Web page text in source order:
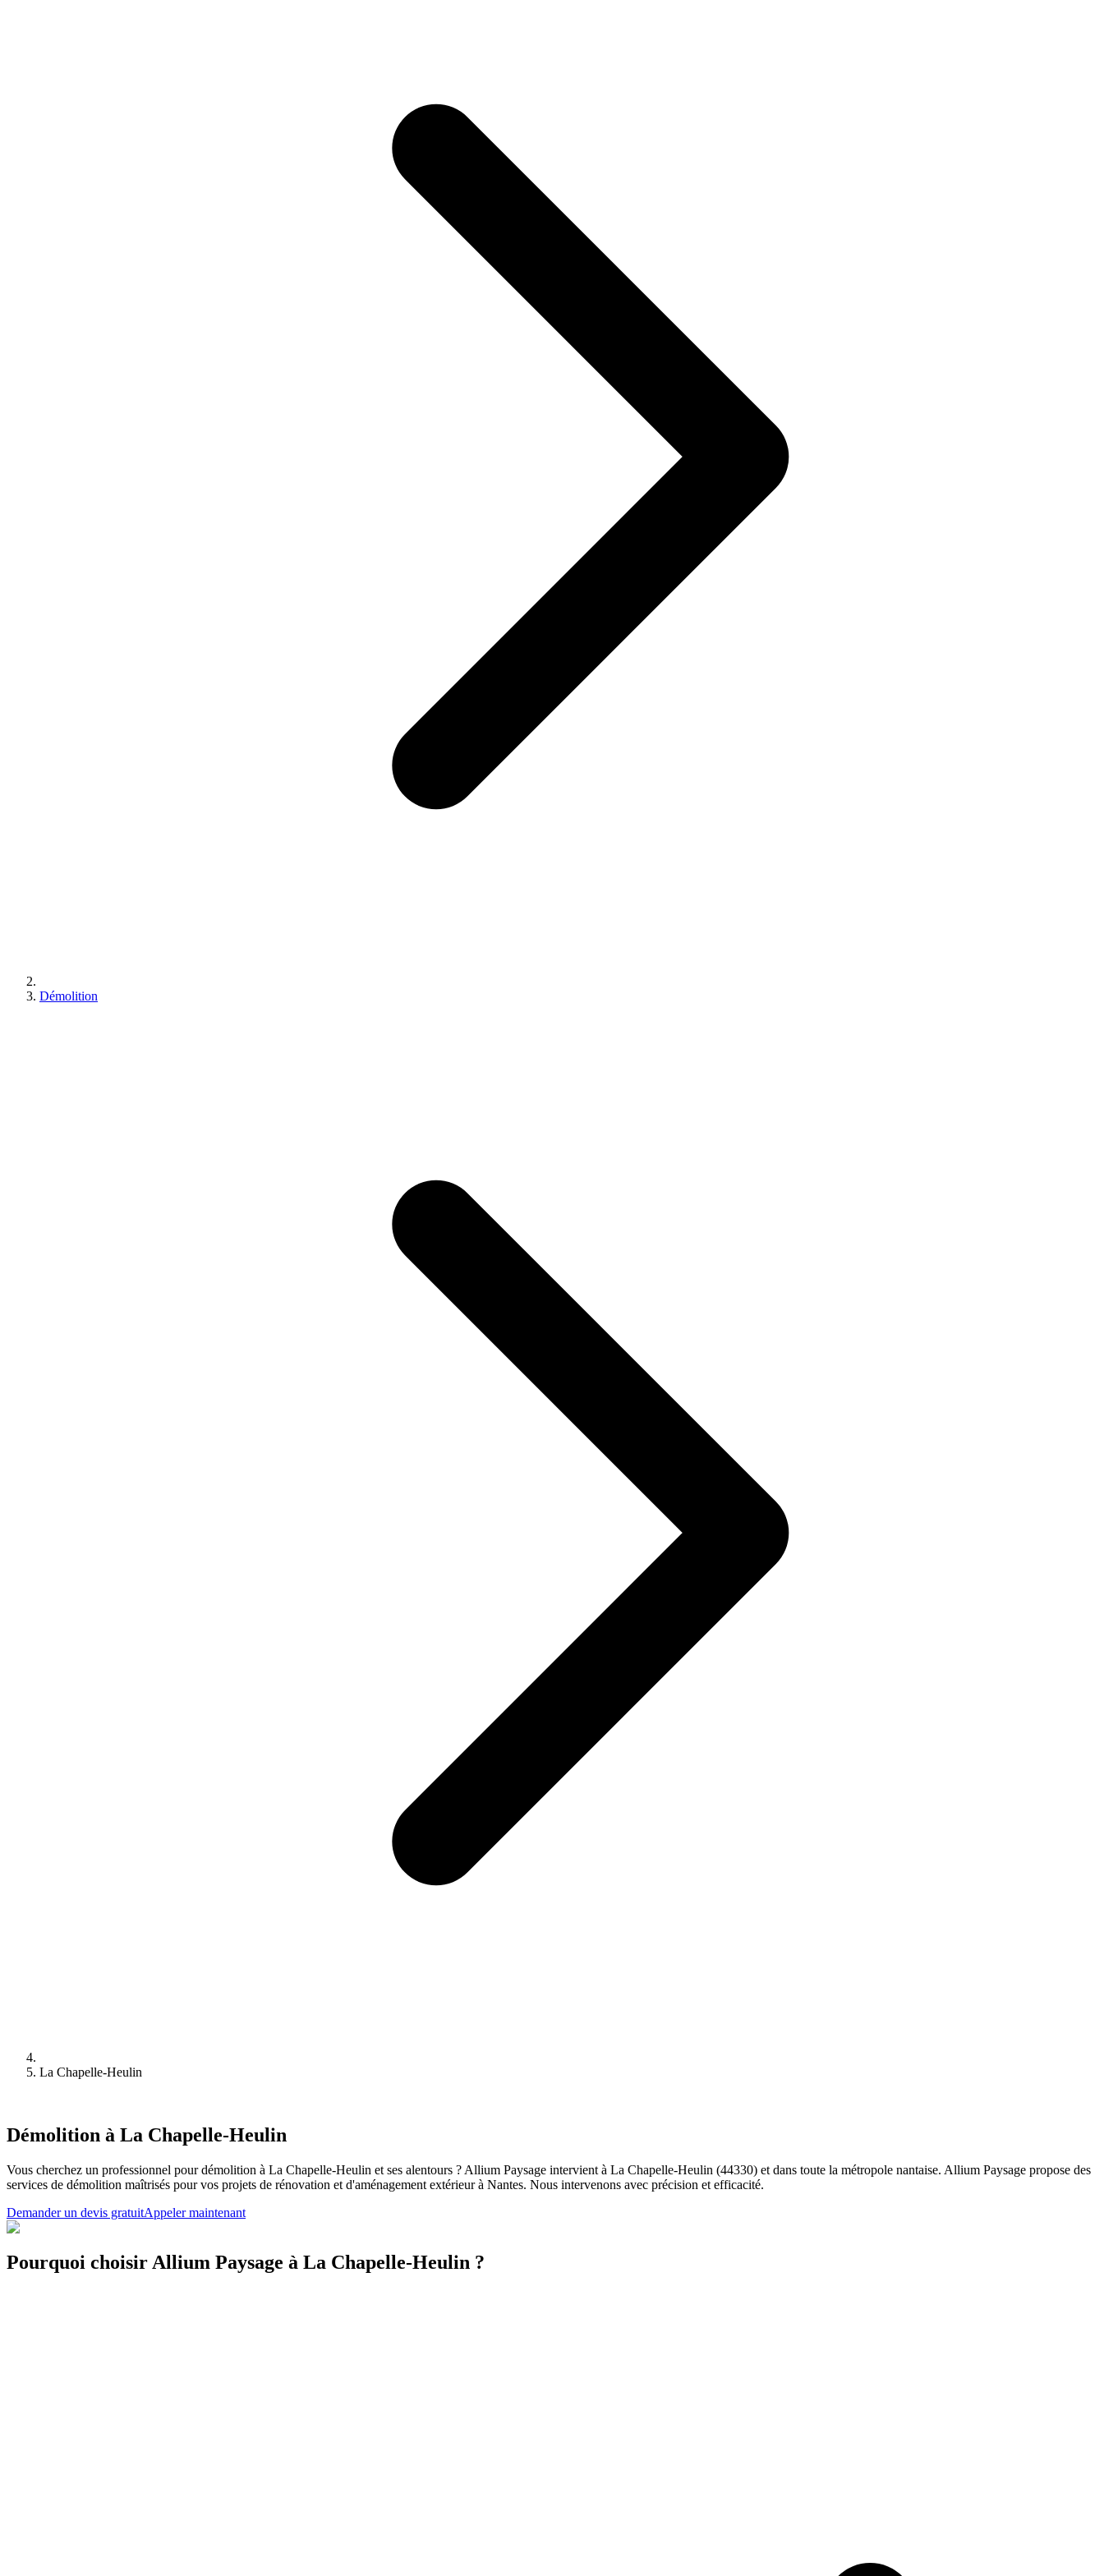
Démolition
La Chapelle-Heulin
Démolition à La Chapelle-Heulin
Vous cherchez un professionnel pour démolition à La Chapelle-Heulin et ses alentours ? Allium Paysage intervient à La Chapelle-Heulin (44330) et dans toute la métropole nantaise. Allium Paysage propose des
services de démolition maîtrisés pour vos projets de rénovation et d'aménagement extérieur à Nantes. Nous intervenons avec précision et efficacité.
Demander un devis gratuitAppeler maintenant
Pourquoi choisir Allium Paysage à La Chapelle-Heulin ?